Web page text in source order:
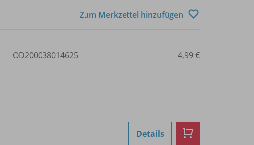
Zum Merkzettel hinzufügen
OD200038014625 4,99 €
Details